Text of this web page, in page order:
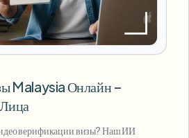
Malaysia Онлайн –
верификации визы? Наш ИИ